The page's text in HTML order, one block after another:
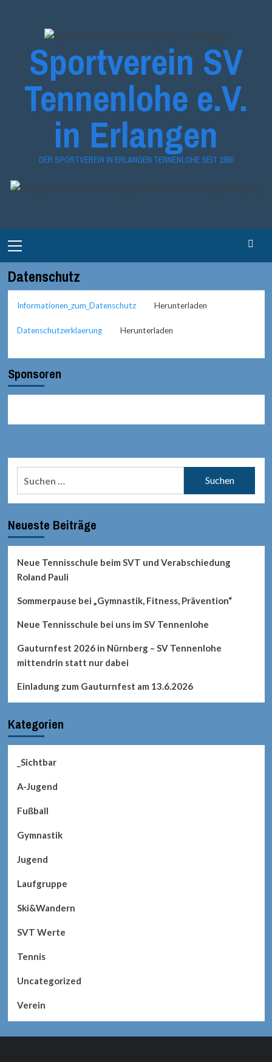
Sportverein SV
Tennenlohe e.V.
in Erlangen
DER SPORTVEREIN IN ERLANGEN TENNENLOHE SEIT 1950
Menu
Datenschutz
Informationen_zum_Datenschutz Herunterladen
Datenschutzerklaerung Herunterladen
Sponsoren
Neueste Beiträge
Neue Tennisschule beim SVT und Verabschiedung
Roland Pauli
Sommerpause bei „Gymnastik, Fitness, Prävention“
Neue Tennisschule bei uns im SV Tennenlohe
Gauturnfest 2026 in Nürnberg – SV Tennenlohe
mittendrin statt nur dabei
Einladung zum Gauturnfest am 13.6.2026
Kategorien
_Sichtbar
A-Jugend
Fußball
Gymnastik
Jugend
Laufgruppe
Ski&Wandern
SVT Werte
Tennis
Uncategorized
Verein